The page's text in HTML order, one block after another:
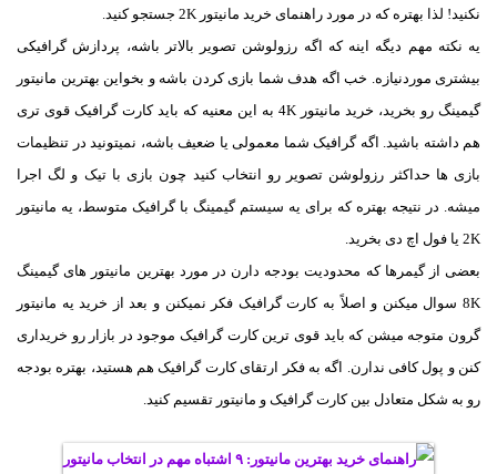
نکنید! لذا بهتره که در مورد راهنمای خرید مانیتور 2K جستجو کنید.
یه نکته مهم دیگه اینه که اگه رزولوشن تصویر بالاتر باشه، پردازش گرافیکی
بیشتری موردنیازه. خب اگه هدف شما بازی کردن باشه و بخواین بهترین مانیتور
گیمینگ رو بخرید، خرید مانیتور 4K به این معنیه که باید کارت گرافیک قوی تری
هم داشته باشید. اگه گرافیک شما معمولی یا ضعیف باشه، نمیتونید در تنظیمات
بازی ها حداکثر رزولوشن تصویر رو انتخاب کنید چون بازی با تیک و لگ اجرا
میشه. در نتیجه بهتره که برای یه سیستم گیمینگ با گرافیک متوسط، یه مانیتور
2K یا فول اچ دی بخرید.
بعضی از گیمرها که محدودیت بودجه دارن در مورد بهترین مانیتور های گیمینگ
8K سوال میکنن و اصلاً به کارت گرافیک فکر نمیکنن و بعد از خرید یه مانیتور
گرون متوجه میشن که باید قوی ترین کارت گرافیک موجود در بازار رو خریداری
کنن و پول کافی ندارن. اگه به فکر ارتقای کارت گرافیک هم هستید، بهتره بودجه
رو به شکل متعادل بین کارت گرافیک و مانیتور تقسیم کنید.